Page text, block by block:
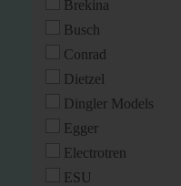
Brekina
Busch
Conrad
Dietzel
Dingler Models
Egger
Electrotren
ESU